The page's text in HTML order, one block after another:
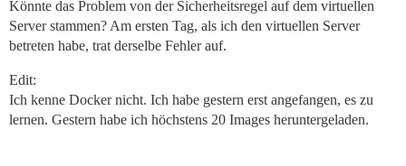
Könnte das Problem von der Sicherheitsregel auf dem virtuellen
Server stammen? Am ersten Tag, als ich den virtuellen Server
betreten habe, trat derselbe Fehler auf.
Edit:
Ich kenne Docker nicht. Ich habe gestern erst angefangen, es zu
lernen. Gestern habe ich höchstens 20 Images heruntergeladen.